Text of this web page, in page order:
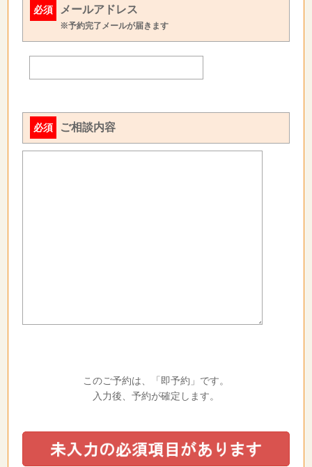
必須 メールアドレス
※予約完了メールが届きます
必須 ご相談内容
このご予約は、「即予約」です。
入力後、予約が確定します。